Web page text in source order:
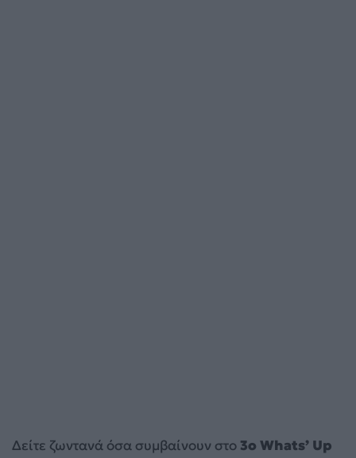
Δείτε ζωντανά όσα συμβαίνουν στο 3ο Whats’ Up